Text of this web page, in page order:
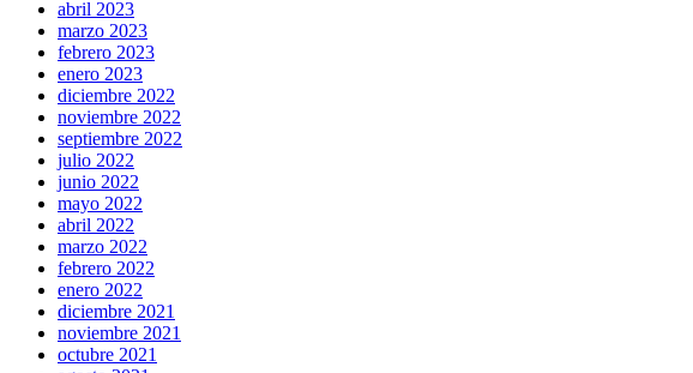
abril 2023
marzo 2023
febrero 2023
enero 2023
diciembre 2022
noviembre 2022
septiembre 2022
julio 2022
junio 2022
mayo 2022
abril 2022
marzo 2022
febrero 2022
enero 2022
diciembre 2021
noviembre 2021
octubre 2021